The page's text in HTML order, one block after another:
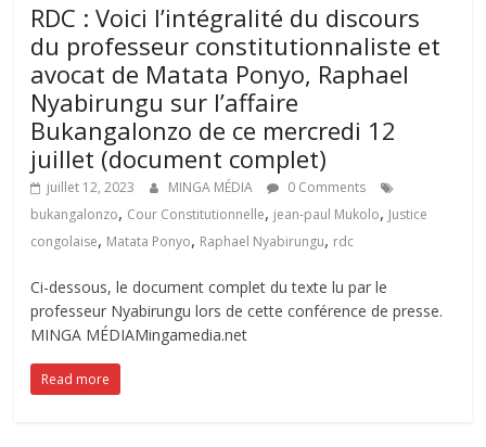
RDC : Voici l’intégralité du discours
du professeur constitutionnaliste et
avocat de Matata Ponyo, Raphael
Nyabirungu sur l’affaire
Bukangalonzo de ce mercredi 12
juillet (document complet)
juillet 12, 2023 MINGA MÉDIA
0 Comments
bukangalonzo, Cour Constitutionnelle, jean-paul Mukolo, Justice
congolaise, Matata Ponyo, Raphael Nyabirungu, rdc
Ci-dessous, le document complet du texte lu par le
professeur Nyabirungu lors de cette conférence de presse.
MINGA MÉDIAMingamedia.net
Read more